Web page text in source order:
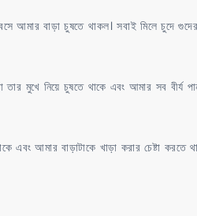
আমার বাড়া চুষতে থাকল। সবাই মিলে চুদে
তার মুখে নিয়ে চুষতে থাকে এবং আমার সব বীর্য
এবং আমার বাড়াটাকে খাড়া করার চেষ্টা করতে